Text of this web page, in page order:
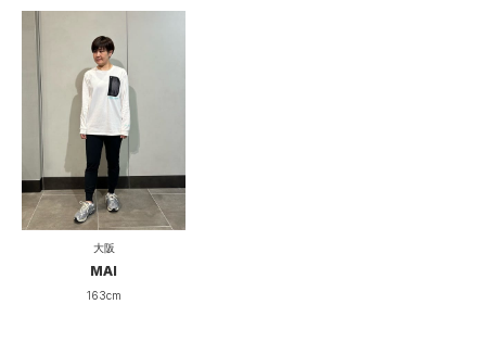
大阪
MAI
163cm